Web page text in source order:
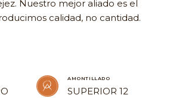
Nuestro mejor aliado es el
calidad, no cantidad.
AMONTILLADO
SUPERIOR 12